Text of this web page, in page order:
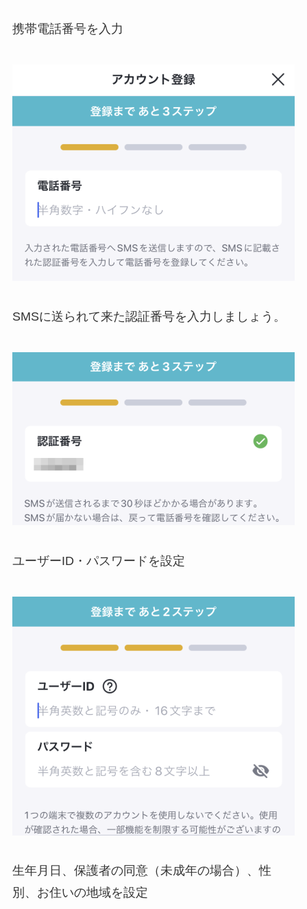
携帯電話番号を入力
SMSに送られて来た認証番号を入力しましょう。
ユーザーID・パスワードを設定
生年月日、保護者の同意（未成年の場合）、性
別、お住いの地域を設定